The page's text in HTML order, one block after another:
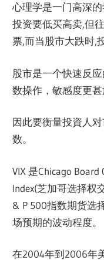
心理学是一门高深
投资要低买高卖,但
票,而当股市大跌时,
股市是一个快速反
数操作，敏感度更
因此要衡量投資人
数。
VIX 是Chicago Board
Index(芝加哥选择权
& P 500指数期货选
场预期的波动程度。
在2004年到2006年